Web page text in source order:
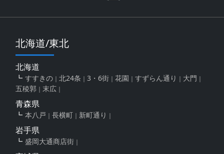
北海道/東北
北海道
すすきの 北24条 3・6街 花園 すずらん通り
大門
五稜郭
末広
青森県
本八戸 長横町 新町通り
岩手県
盛岡大通商店街